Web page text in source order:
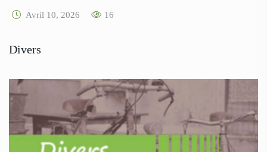
Avril 10, 2026 16
Divers